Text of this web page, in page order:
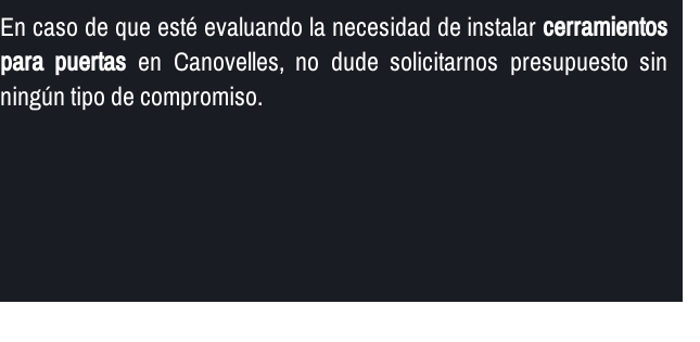
En caso de que esté evaluando la necesidad de instalarcerramientos
para puertas en Canovelles, no dude solicitarnos presupuesto sin
ningún tipo de compromiso.